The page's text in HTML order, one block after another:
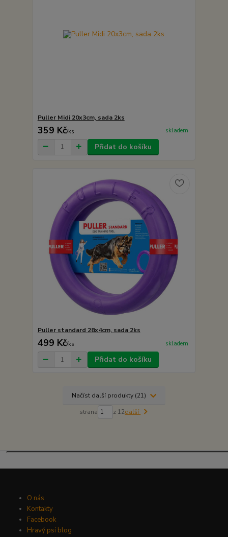
Puller Midi 20x3cm, sada 2ks
359 Kč/ks skladem
Přidat do košíku
Puller standard 28x4cm, sada 2ks
499 Kč/ks skladem
Přidat do košíku
Načíst další produkty (21)
strana z 12další
O nás
Kontakty
Facebook
Hravý psí blog